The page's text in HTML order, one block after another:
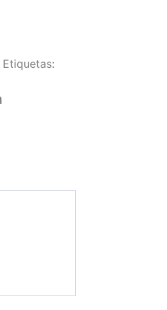
Etiquetas: